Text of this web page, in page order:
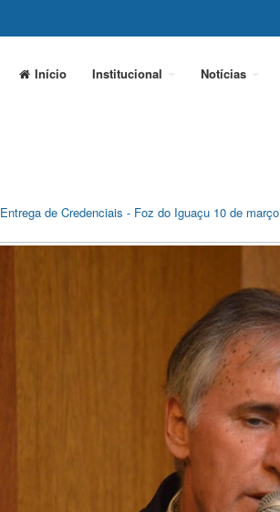
Início Institucional Notícias
Entrega de Credenciais - Foz do Iguaçu 10 de março